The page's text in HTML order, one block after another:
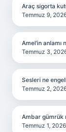
Araç sigorta
Temmuz 9,
Amel’in anlamı
Temmuz 3,
Sesleri ne
Temmuz 2,
Ambar gümrük
Temmuz 1, 2026